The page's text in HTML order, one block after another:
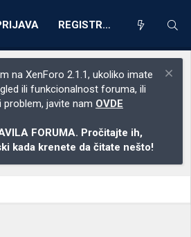
REGISTRACIJA
na XenForo 2.1.1, ukoliko imate
ili funkcionalnost foruma, ili
javite nam OVDE
FORUMA. Pročitajte ih,
kada krenete da čitate nešto!